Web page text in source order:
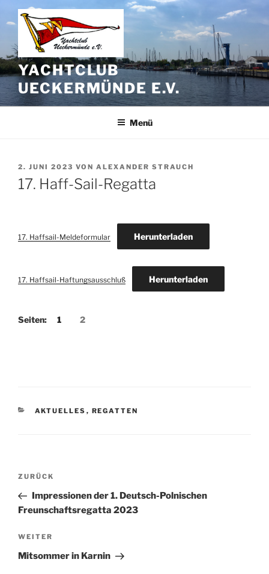
Zum
Inhalt
springen
YACHTCLUB
UECKERMÜNDE E.V.
Menü
VERÖFFENTLICHT
AM
2. JUNI 2023 VON ALEXANDER STRAUCH
17. Haff-Sail-Regatta
17. Haffsail-Meldeformular Herunterladen
17. Haffsail-Haftungsausschluß Herunterladen
Seiten: 1 2
KATEGORIEN
AKTUELLES , REGATTEN
Beitragsnavigation
Vorheriger
Beitrag
ZURÜCK
Impressionen der 1. Deutsch-Polnischen
Freunschaftsregatta 2023
Nächster
Beitrag
WEITER
Mitsommer in Karnin